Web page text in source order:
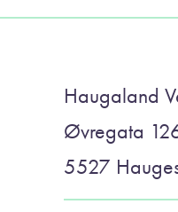
Haugaland
Øvregata
5527